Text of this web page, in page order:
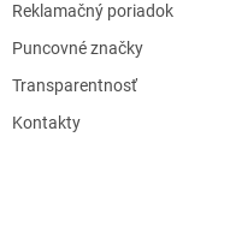
Reklamačný poriadok
Puncovné značky
Transparentnosť
Kontakty